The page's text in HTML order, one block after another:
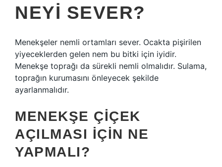
NEYI SEVER?
Menekşeler nemli ortamları sever. Ocakta pişirilen
yiyeceklerden gelen nem bu bitki için iyidir.
Menekşe toprağı da sürekli nemli olmalıdır. Sulama,
toprağın kurumasını önleyecek şekilde
ayarlanmalıdır.
MENEKŞE ÇIÇEK
AÇILMASI IÇIN NE
YAPMALI?